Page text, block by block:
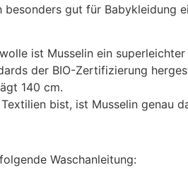
gut für Babykleidung
ist Musselin ein
der BIO-Zertifizierung
140 cm.
bist, ist Musselin genau
Waschanleitung: